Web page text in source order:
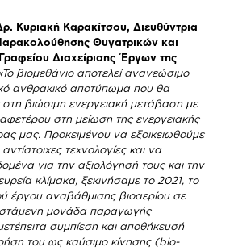
Κυριακή Καρακίτσου, Διευθύντρια
Θυγατρικών και
Διαχείρισης Έργων της
βιομεθάνιο αποτελεί ανανεώσιμο
ανθρακικό αποτύπωμα που θα
βιώσιμη ενεργειακή μετάβαση με
στη μείωση της ενεργειακής
μας. Προκειμένου να εξοικειωθούμε
τεχνολογίες και να
για την αξιολόγησή τους και την
κλίμακα, ξεκινήσαμε το 2021, το
έργου αναβάθμισης βιοαερίου σε
μονάδα παραγωγής
συμπίεση και αποθήκευσή
του ως καύσιμο κίνησης (bio-